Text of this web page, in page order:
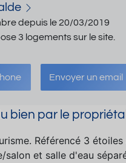
depuis le 20/03/2019
3 logements sur le site.
Envoyer un email
bien par le
Référencé 3 étoiles
salon et salle d'eau